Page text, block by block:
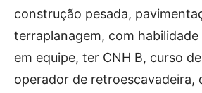
construção pesada,
terraplanagem, com
em equipe, ter CNH B, curso
operador de retroescavadeira,